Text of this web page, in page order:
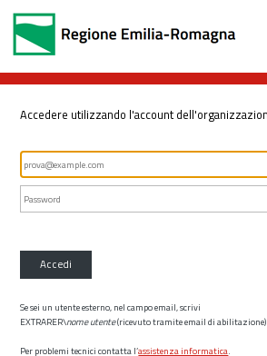
Accedere utilizzando l'account
Accedi
Se sei un utente esterno, nel campo email, scrivi
EXTRARER\nome utente(ricevuto tramite email di abilitazione)
Per problemi tecnici contatta l’assistenza informatica.